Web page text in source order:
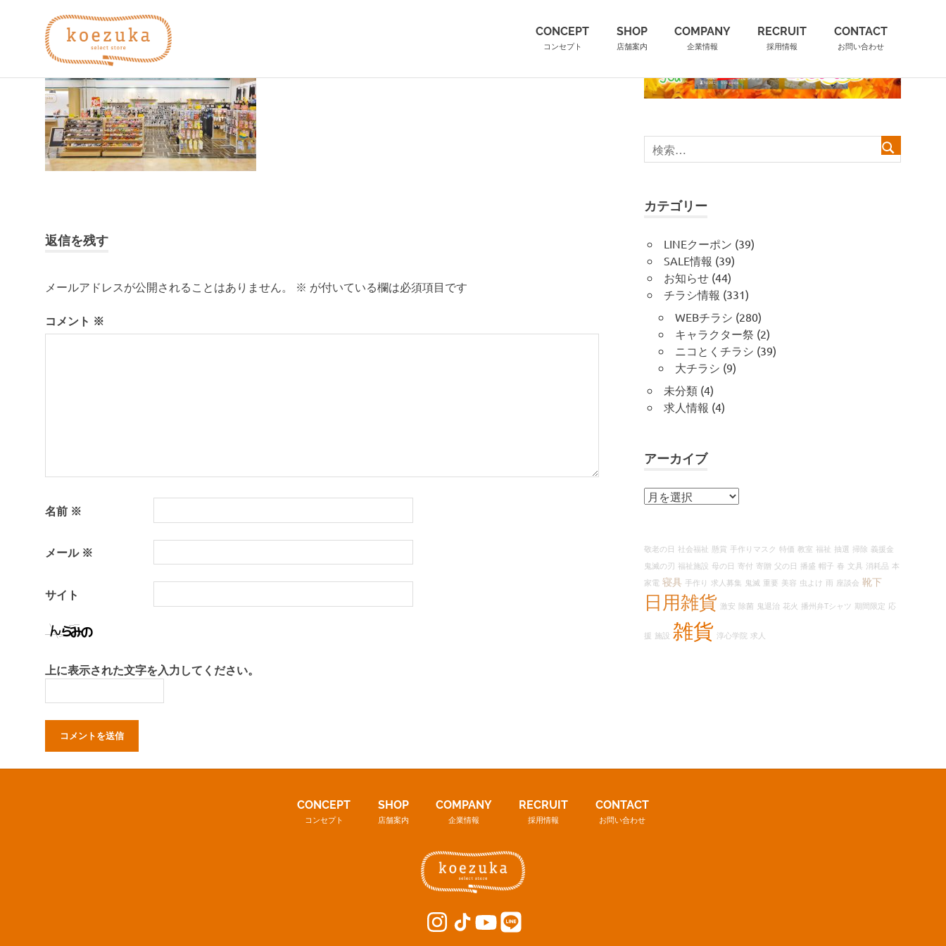
ツ
え
づ
か）
つ
け
る
シ
ア
ワ
セ。
CONCEPT
コンセプト
SHOP
店舗案内
COMPANY
企業情報
RECRUIT
採用情報
CONTACT
お問い合わせ
返信を残す
メールアドレスが公開されることはありません。 ※ が付いている欄は必須項目です
コメント ※
名前 ※
メール ※
サイト
上に表示された文字を入力してください。
カテゴリー
LINEクーポン (39)
SALE情報 (39)
お知らせ (44)
チラシ情報 (331)
WEBチラシ (280)
キャラクター祭 (2)
ニコとくチラシ (39)
大チラシ (9)
未分類 (4)
求人情報 (4)
アーカイブ
ア
イ
ブ
敬老の日 社会福祉 懸賞 手作りマスク 特価 教室 福祉 抽選 掃除 義援金
鬼滅の刃 福祉施設 母の日 寄付 寄贈 父の日 播盛 帽子 春 文具 消耗品 本
家電 寝具 手作り 求人募集 鬼滅 重要 美容 虫よけ 雨 座談会 靴下
日用雑貨 激安 除菌 鬼退治 花火 播州弁Tシャツ 期間限定 応
援 施設 雑貨 淳心学院 求人
CONCEPT
コンセプト
SHOP
店舗案内
COMPANY
企業情報
RECRUIT
採用情報
CONTACT
お問い合わせ